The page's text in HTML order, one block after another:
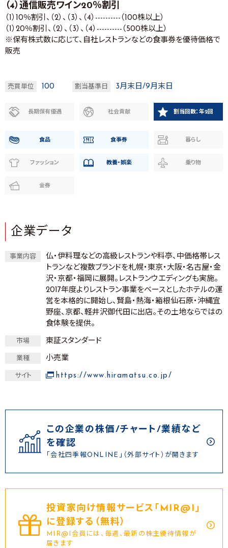
（4）通信販売ワイン20％割引
（1）10％割引、（2）、（3）、（4）----------（100株以上）
（1）20％割引、（2）、（3）、（4）----------（500株以上）
※保有株式数に応じて、自社レストランなどの食事券を優待価格で
販売
売買単位 100 割当基準日 3月末日/9月末日
長期保有優遇 社会貢献 割当回数：年2回
食品 食事券 暮らし
ファッション 教養・娯楽 乗り物
金券
企業データ
事業内容
仏・伊料理などの高級レストランや料亭、中価格帯レス
トランなど複数ブランドを札幌・東京・大阪・名古屋・金
沢・京都・福岡に展開。レストランウエディングも実施。
2017年度よりレストラン事業をベースとしたホテルの運
営を本格的に開始し、賢島・熱海・箱根仙石原・沖縄宜
野座、京都、軽井沢御代田に出店。その土地ならではの
食体験を提供。
市場 東証スタンダード
業種 小売業
サイト https://www.hiramatsu.co.jp/
この企業の株価/チャート/業績など
を確認
「会社四季報ONLINE」（外部サイト）が開きます
投資家向け情報サービス｢MIR@I｣
に登録する（無料）
MIR@I会員には、毎週、最新の株主優待情報が
届きます